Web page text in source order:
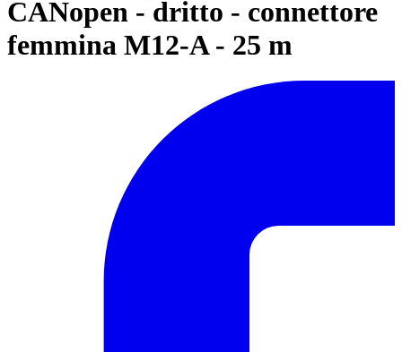
CANopen - dritto - connettore
femmina M12-A - 25 m